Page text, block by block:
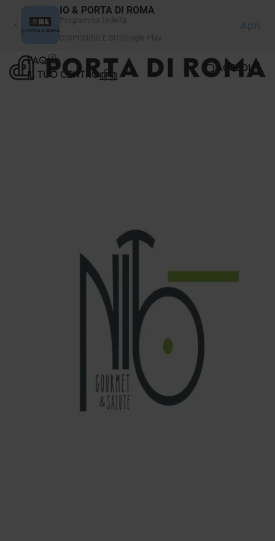
IO & PORTA DI ROMA
Apri
FAQ
IL TUO CENTRO
ACCEDI
Pannello di gestione dei cookies